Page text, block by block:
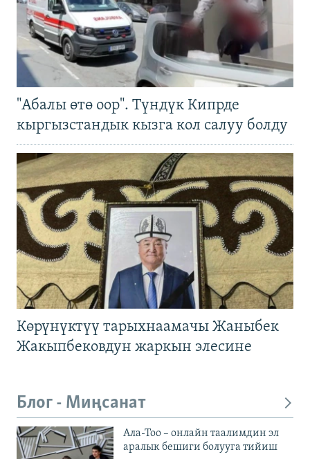
"Абалы өтө оор". Түндүк Кипрде
кыргызстандык кызга кол салуу болду
Көрүнүктүү тарыхнаамачы Жаныбек
Жакыпбековдун жаркын элесине
Блог - Миңсанат
Ала-Тоо – онлайн таалимдин эл
аралык бешиги болууга тийиш